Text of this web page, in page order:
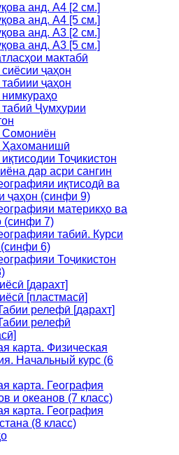
анд. А4 [2 см.]
анд. А4 [5 см.]
анд. А3 [2 см.]
анд. А3 [5 см.]
мактабӣ
ҷаҳон
ҷаҳон
Ҷумҳурии
Сомониён
Ҳахоманишӣ
Тоҷикистон
дар асри сангин
иқтисодӣ ва
ҷаҳон (синфи 9)
материкҳо ва
(синфи 7)
табиӣ. Курси
6)
Тоҷикистон
[дарахт]
[пластмасӣ]
релефӣ [дарахт]
релефӣ
карта. Физическая
Начальный курс (6
карта. География
и океанов (7 класс)
карта. География
(8 класс)